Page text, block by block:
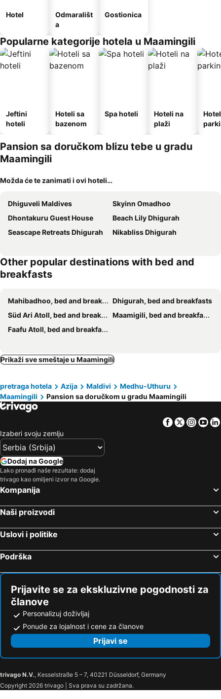
Hotel
Odmarališt
a
Gostionica
Popularne kategorije hotela u Maamingili
Jeftini
hoteli
Hoteli sa
bazenom
Spa hoteli
Hoteli na
plaži
Pansion sa doručkom blizu tebe u gradu
Maamingili
Možda će te zanimati i ovi hoteli…
Dhiguveli Maldives
Skyinn Omadhoo
Dhontakuru Guest House
Beach Lily Dhigurah
Seascape Retreats Dhigurah
Nikabliss Dhigurah
Other popular destinations with bed and
breakfasts
Mahibadhoo, bed and breakfasts
Dhigurah, bed and breakfasts
Süd Ari Atoll, bed and breakfasts
Maamigili, bed and breakfasts
Faafu Atoll, bed and breakfasts
Prikaži sve smeštaje u Maamingili
pretraga hotela Azija Maldivi
Medhu-Uthuru
Maamingili
Pansion sa doručkom u gradu Maamingili
Facebook
Twitter
Izaberi svoju zemlju
Dodaj na Google
Lako pronađi naše rezultate: dodaj
trivago kao omiljeni izvor na Google.
Kompanija
Naši proizvodi
Uslovi i politike
Podrška
Prijavite se za ekskluzivne pogodnosti za
članove
Personalizuj doživljaj
Ponude za lojalnost i cene za članove
Prijavi se
trivago N.V., Kesselstraße 5 – 7, 40221 Düsseldorf, Germany
Copyright 2026 trivago | Sva prava su zadržana.